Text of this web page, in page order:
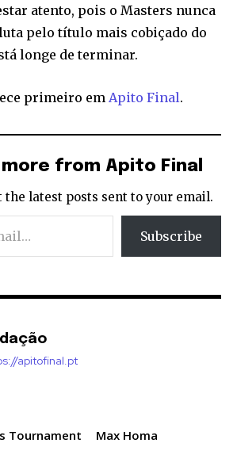
atento, pois o Masters nunca
pelo título mais cobiçado do
longe de terminar.
primeiro em Apito Final.
more from Apito Final
the latest posts sent to your email.
Subscribe
apitofinal.pt
Tournament Max Homa